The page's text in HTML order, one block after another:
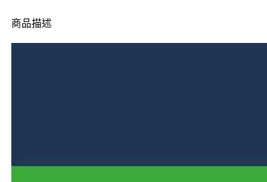
商品描述